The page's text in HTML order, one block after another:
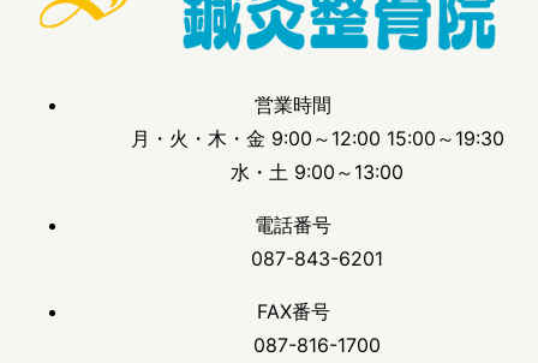
営業時間
月・火・木・金 9:00～12:00 15:00～19:30
水・土 9:00～13:00
電話番号
087-843-6201
FAX番号
087-816-1700